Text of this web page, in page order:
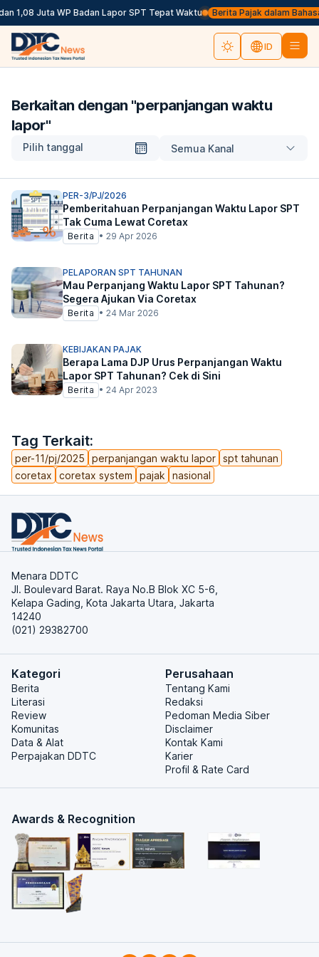
1,08 Juta WP Badan Lapor SPT Tepat Waktu Berita Pajak dalam
ID
Berkaitan dengan "perpanjangan waktu
lapor"
Pilih tanggal Semua Kanal
Tag Terkait:
per-11/pj/2025 perpanjangan waktu lapor spt tahunan
coretax
coretax system pajak nasional
PER-3/PJ/2026
Pemberitahuan Perpanjangan Waktu Lapor SPT
Tak Cuma Lewat Coretax
Berita • 29 Apr 2026
PELAPORAN SPT TAHUNAN
Mau Perpanjang Waktu Lapor SPT Tahunan?
Segera Ajukan Via Coretax
Berita • 24 Mar 2026
KEBIJAKAN PAJAK
Berapa Lama DJP Urus Perpanjangan Waktu
Lapor SPT Tahunan? Cek di Sini
Berita • 24 Apr 2023
Menara DDTC
Jl. Boulevard Barat. Raya No.B Blok XC 5-6,
Kelapa Gading, Kota Jakarta Utara, Jakarta
14240
(021) 29382700
Kategori
Berita
Literasi
Review
Komunitas
Data & Alat
Perpajakan DDTC
Perusahaan
Tentang Kami
Redaksi
Pedoman Media Siber
Disclaimer
Kontak Kami
Karier
Profil & Rate Card
Awards & Recognition